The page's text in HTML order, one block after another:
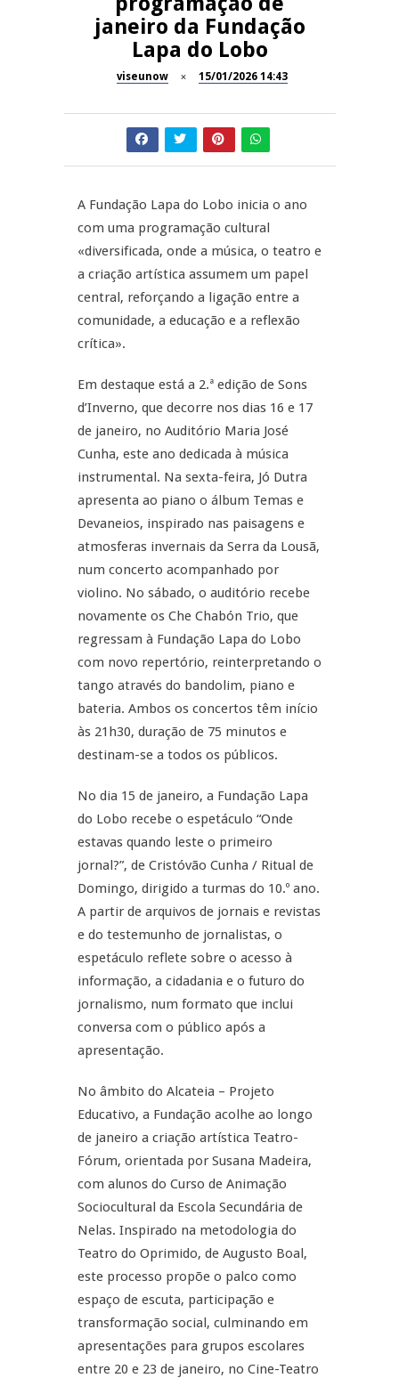
Dia do Foral em São João da
Summer Fusion em
Festas do Concelho de Penalva
do Castelo
11º Encontro Gastronómico
Amador de Abrunhosa-a-Velha
Now Opinião – Manuela
Antunes: Problemas nos
Exames Nacionais
janeiro da Fundação
Lapa do Lobo
viseunow 15/01/2026 14:43
A Fundação Lapa do Lobo inicia o ano
com uma programação cultural
«diversificada, onde a música, o teatro e
a criação artística assumem um papel
central, reforçando a ligação entre a
comunidade, a educação e a reflexão
crítica».
Em destaque está a 2.ª edição de Sons
d’Inverno, que decorre nos dias 16 e 17
de janeiro, no Auditório Maria José
Cunha, este ano dedicada à música
instrumental. Na sexta-feira, Jó Dutra
apresenta ao piano o álbum Temas e
Devaneios, inspirado nas paisagens e
atmosferas invernais da Serra da Lousã,
num concerto acompanhado por
violino. No sábado, o auditório recebe
novamente os Che Chabón Trio, que
regressam à Fundação Lapa do Lobo
com novo repertório, reinterpretando o
tango através do bandolim, piano e
bateria. Ambos os concertos têm início
às 21h30, duração de 75 minutos e
destinam-se a todos os públicos.
No dia 15 de janeiro, a Fundação Lapa
do Lobo recebe o espetáculo “Onde
estavas quando leste o primeiro
jornal?”, de Cristóvão Cunha / Ritual de
Domingo, dirigido a turmas do 10.º ano.
A partir de arquivos de jornais e revistas
e do testemunho de jornalistas, o
espetáculo reflete sobre o acesso à
informação, a cidadania e o futuro do
jornalismo, num formato que inclui
conversa com o público após a
apresentação.
No âmbito do Alcateia – Projeto
Educativo, a Fundação acolhe ao longo
de janeiro a criação artística Teatro-
Fórum, orientada por Susana Madeira,
com alunos do Curso de Animação
Sociocultural da Escola Secundária de
Nelas. Inspirado na metodologia do
Teatro do Oprimido, de Augusto Boal,
este processo propõe o palco como
espaço de escuta, participação e
transformação social, culminando em
apresentações para grupos escolares
entre 20 e 23 de janeiro, no Cine-Teatro